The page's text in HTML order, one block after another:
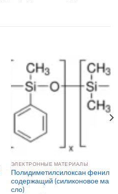
ЭЛЕКТРОННЫЕ МАТЕРИАЛЫ
Полидиметилсилоксан фенил
содержащий (силиконовое ма
сло)